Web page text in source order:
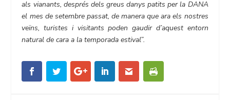
als vianants, després dels greus danys patits per la DANA
el mes de setembre passat, de manera que ara els nostres
veïns, turistes i visitants poden gaudir d’aquest entorn
natural de cara a la temporada estival”.